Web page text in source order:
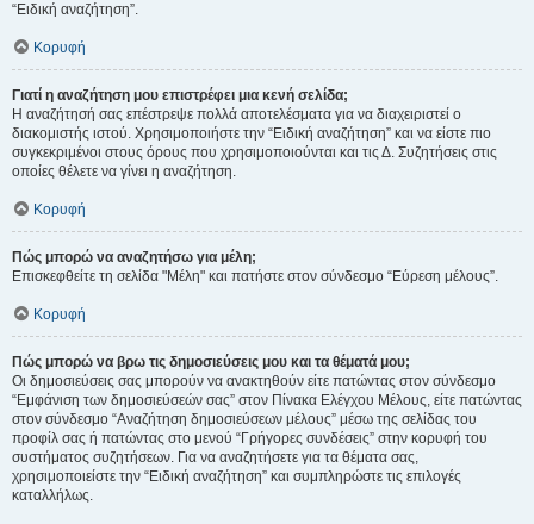
“Ειδική αναζήτηση”.
Κορυφή
Γιατί η αναζήτηση μου επιστρέφει μια κενή σελίδα;
Η αναζήτησή σας επέστρεψε πολλά αποτελέσματα για να διαχειριστεί ο
διακομιστής ιστού. Χρησιμοποιήστε την “Ειδική αναζήτηση” και να είστε πιο
συγκεκριμένοι στους όρους που χρησιμοποιούνται και τις Δ. Συζητήσεις στις
οποίες θέλετε να γίνει η αναζήτηση.
Κορυφή
Πώς μπορώ να αναζητήσω για μέλη;
Επισκεφθείτε τη σελίδα "Μέλη" και πατήστε στον σύνδεσμο “Εύρεση μέλους”.
Κορυφή
Πώς μπορώ να βρω τις δημοσιεύσεις μου και τα θέματά μου;
Οι δημοσιεύσεις σας μπορούν να ανακτηθούν είτε πατώντας στον σύνδεσμο
“Εμφάνιση των δημοσιεύσεών σας” στον Πίνακα Ελέγχου Μέλους, είτε πατώντας
στον σύνδεσμο “Αναζήτηση δημοσιεύσεων μέλους” μέσω της σελίδας του
προφίλ σας ή πατώντας στο μενού “Γρήγορες συνδέσεις” στην κορυφή του
συστήματος συζητήσεων. Για να αναζητήσετε για τα θέματα σας,
χρησιμοποιείστε την “Ειδική αναζήτηση” και συμπληρώστε τις επιλογές
καταλλήλως.